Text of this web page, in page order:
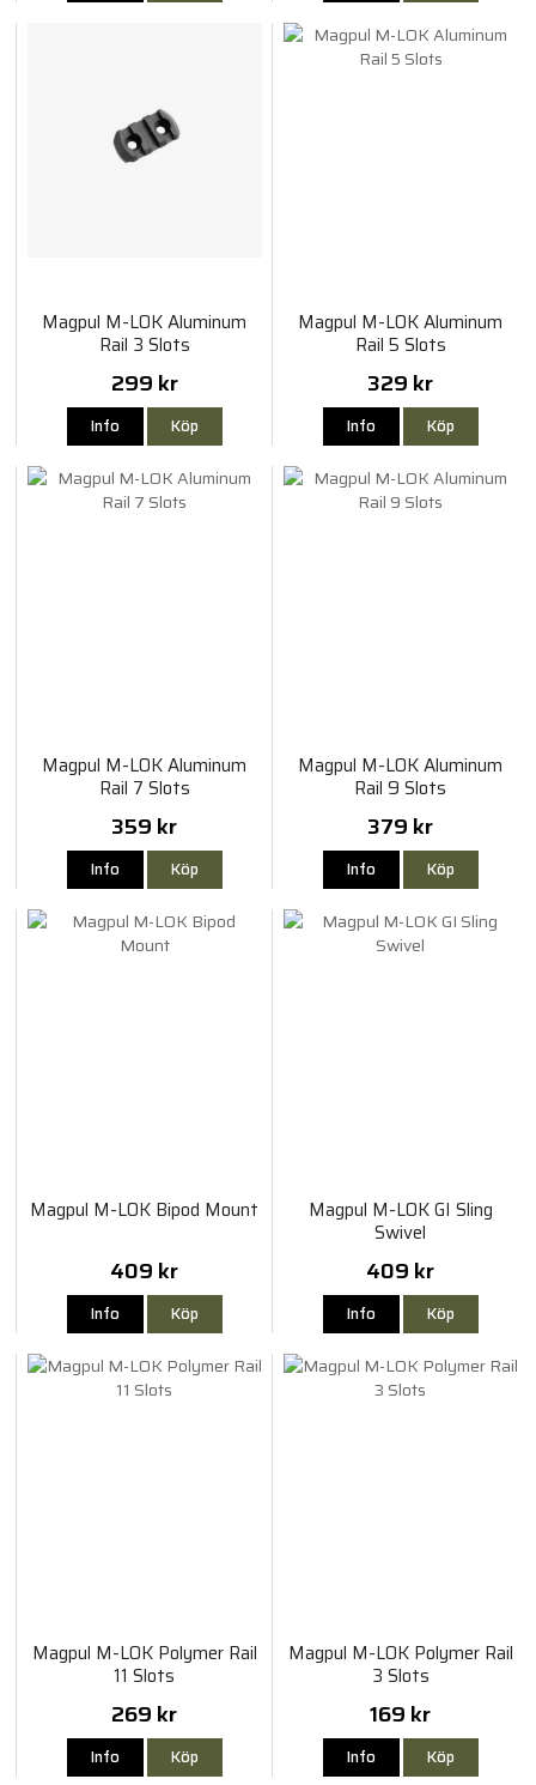
Magpul M-LOK Aluminum
Rail 3 Slots
299 kr
Info Köp
Magpul M-LOK Aluminum
Rail 5 Slots
329 kr
Info Köp
Magpul M-LOK Aluminum
Rail 7 Slots
359 kr
Info Köp
Magpul M-LOK Aluminum
Rail 9 Slots
379 kr
Info Köp
Magpul M-LOK Bipod Mount
409 kr
Info Köp
Magpul M-LOK GI Sling
Swivel
409 kr
Info Köp
Magpul M-LOK Polymer Rail
11 Slots
269 kr
Info Köp
Magpul M-LOK Polymer Rail
3 Slots
169 kr
Info Köp